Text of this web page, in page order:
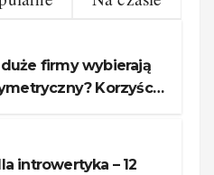
firmy wybierają
Korzyści
introwertyka – 12